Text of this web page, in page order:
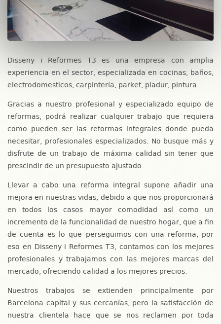
Disseny i Reformes T3 es una empresa con amplia
experiencia en el sector, especializada en cocinas, baños,
electrodomesticos, carpintería, parket, pladur, pintura...
Gracias a nuestro profesional y especializado equipo de
reformas, podrá realizar cualquier trabajo que requiera
como pueden ser las reformas integrales donde pueda
necesitar, profesionales especializados. No busque más y
disfrute de un trabajo de máxima calidad sin tener que
prescindir de un presupuesto ajustado.
Llevar a cabo una reforma integral supone añadir una
mejora en nuestras vidas, debido a que nos proporcionará
en todos los casos mayor comodidad así como un
incremento de la funcionalidad de nuestro hogar, que a fin
de cuenta es lo que perseguimos con una reforma, por
eso en Disseny i Reformes T3, contamos con los mejores
profesionales y trabajamos con las mejores marcas del
mercado, ofreciendo calidad a los mejores precios.
Nuestros trabajos se extienden principalmente por
Barcelona capital y sus cercanías, pero la satisfacción de
nuestra clientela hace que se nos reclamen por toda